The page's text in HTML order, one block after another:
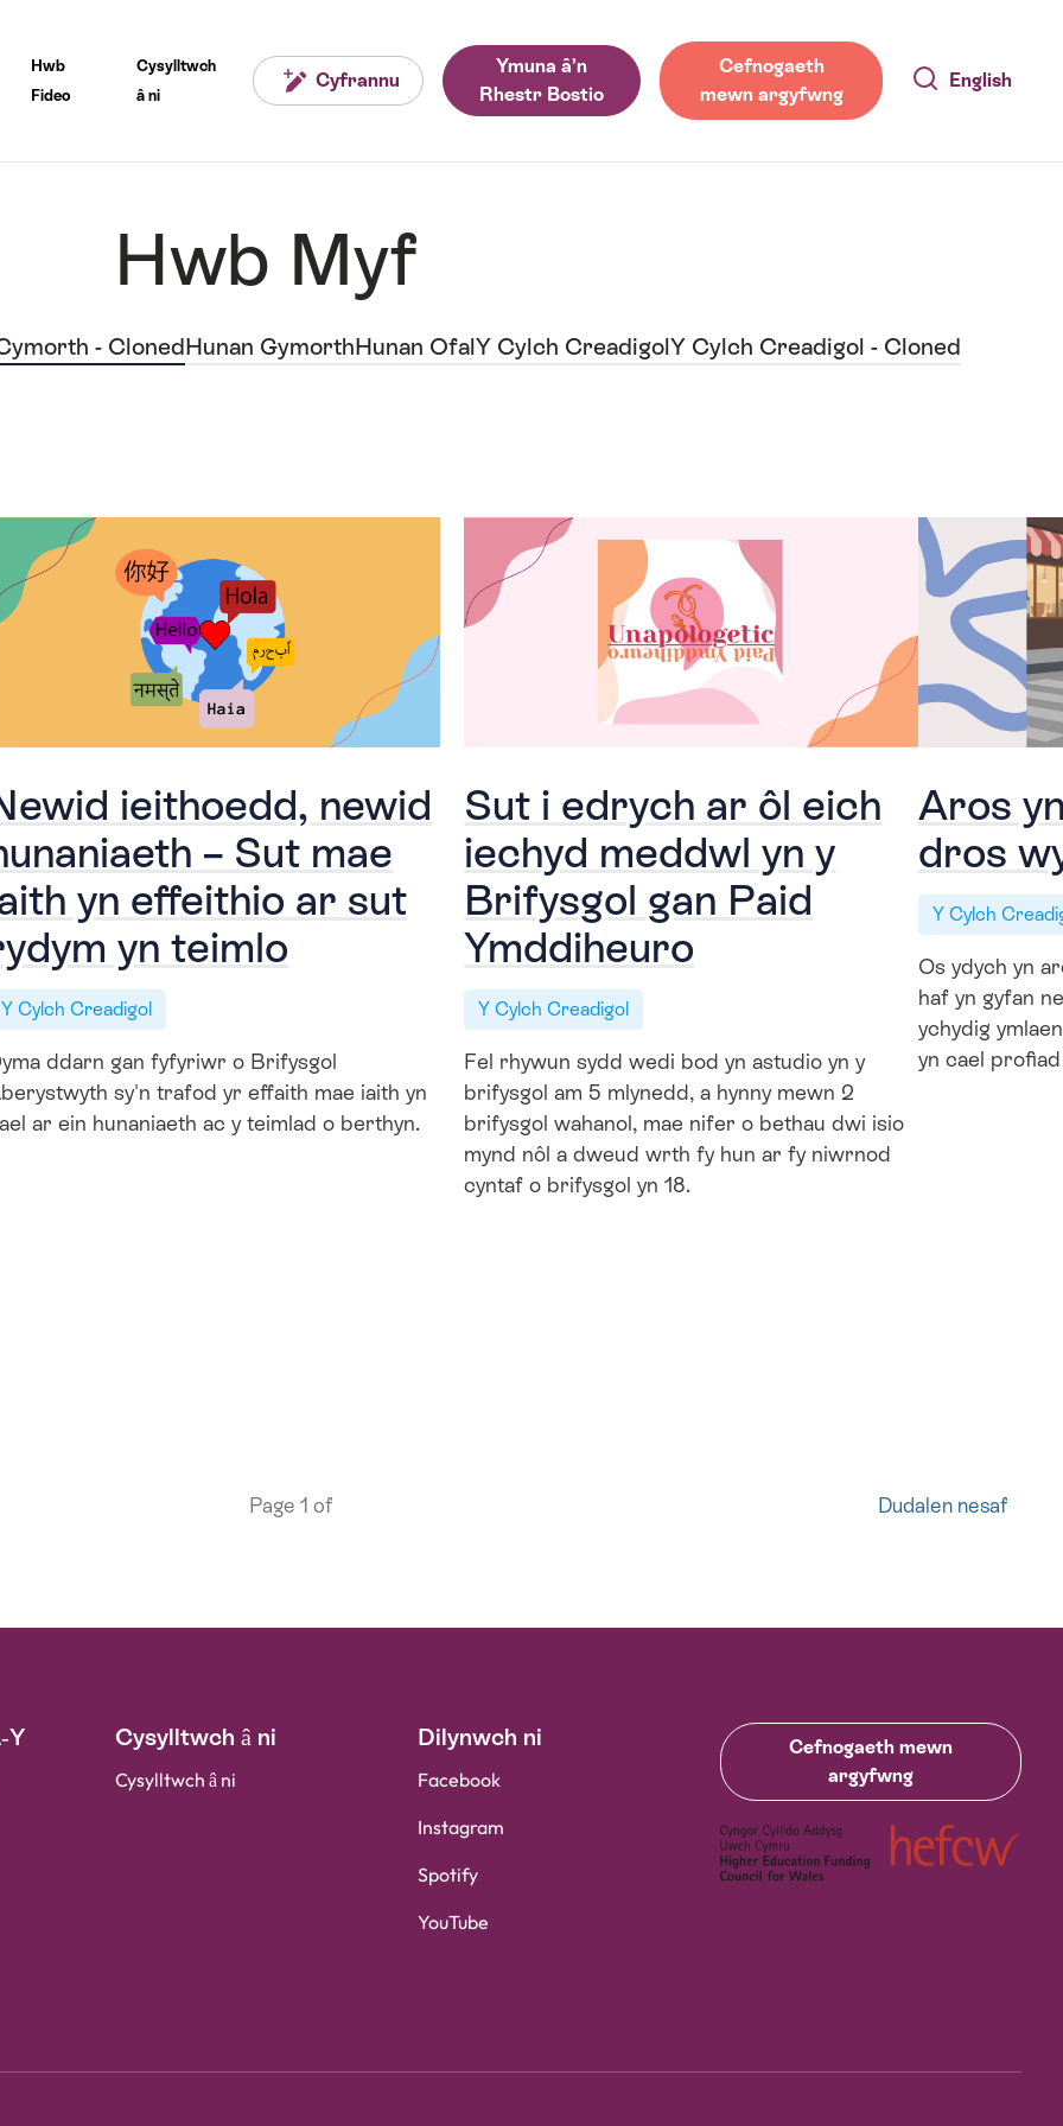
Hwb
Fideo
Cysylltwch
â ni
Cyfrannu
Ymuna â’n
Rhestr Bostio
Cefnogaeth
mewn argyfwng
English
Hwb Myf
- ClonedHunan GymorthHunan OfalY Cylch CreadigolY Cylch Creadigol - Cloned
ieithoedd, newid
– Sut mae
yn effeithio ar sut
yn teimlo
Y Cylch Creadigol
ddarn gan fyfyriwr o Brifysgol
sy'n trafod yr effaith mae iaith yn
ar ein hunaniaeth ac y teimlad o berthyn.
Sut i edrych ar ôl eich
iechyd meddwl yn y
Brifysgol gan Paid
Ymddiheuro
Y Cylch Creadigol
Fel rhywun sydd wedi bod yn astudio yn y
brifysgol am 5 mlynedd, a hynny mewn 2
brifysgol wahanol, mae nifer o bethau dwi isio
mynd nôl a dweud wrth fy hun ar fy niwrnod
cyntaf o brifysgol yn 18.
Aros
dros
Y Cylch
Os ydych yn
haf yn gyfan
ychydig
yn cael
Page 1 of
Dudalen
Dudalen nesaf
Y Cysylltwch â ni
Cysylltwch â ni
Dilynwch ni
Facebook
Instagram
Spotify
YouTube
Cefnogaeth mewn
argyfwng